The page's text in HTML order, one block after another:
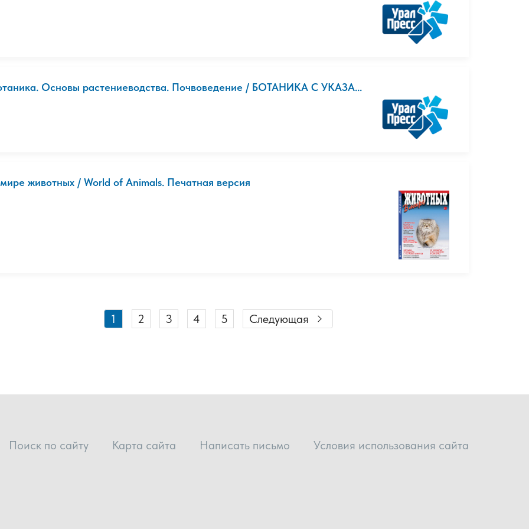
Основы растениеводства. Почвоведение / БОТАНИКА С УКАЗА...
животных / World of Animals. Печатная версия
1 2 3 4 5 Следующая
Поиск по сайту Карта сайта Написать письмо Условия использования сайта